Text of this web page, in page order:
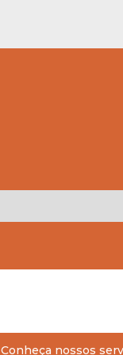
Conheça nossos